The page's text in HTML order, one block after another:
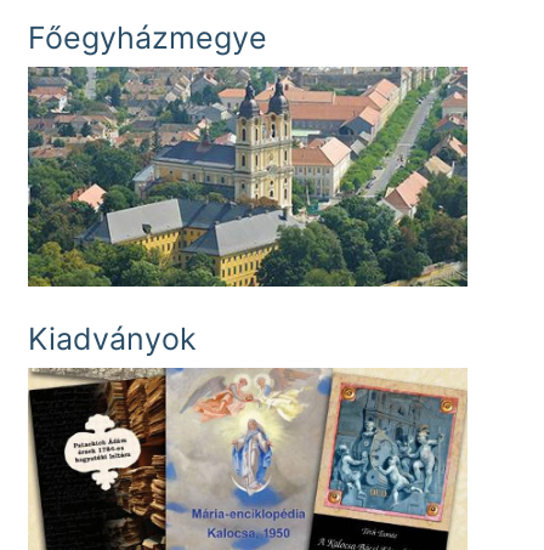
Főegyházmegye
Kiadványok